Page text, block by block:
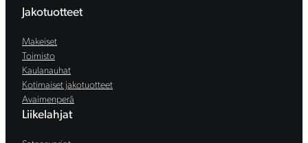
Jakotuotteet
Makeiset
Toimisto
Kaulanauhat
Kotimaiset jakotuotteet
Avaimenperä
Liikelahjat